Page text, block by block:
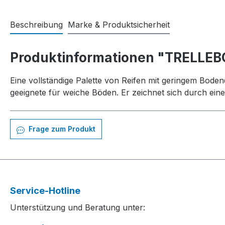
Beschreibung Marke & Produktsicherheit
Produktinformationen
Eine vollständige Palette von Reifen mit geringem
geeignete für weiche Böden. Er zeichnet sich durch
Frage zum Produkt
Service-Hotline
Unterstützung und Beratung unter: